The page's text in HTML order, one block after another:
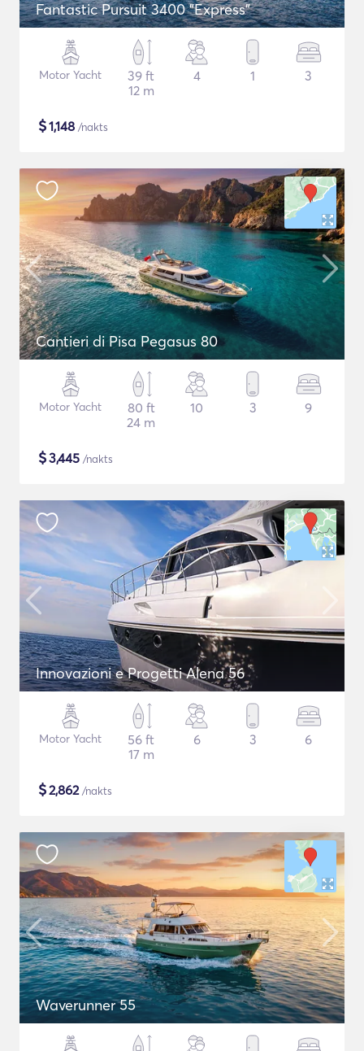
Fantastic Pursuit 3400 "Express"
Motor Yacht
39 ft
12 m
4 1 3
$1,148 /nakts
Cantieri di Pisa Pegasus 80
Motor Yacht
80 ft
24 m
10 3 9
$3,445 /nakts
Innovazioni e Progetti Alena 56
Motor Yacht
56 ft
17 m
6 3 6
$2,862/nakts
Waverunner 55